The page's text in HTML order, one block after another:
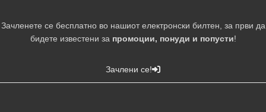
Зачленете се бесплатно во нашиот електронски билтен, за први да
бидете известени за промоции, понуди и попусти!
Зачлени се!